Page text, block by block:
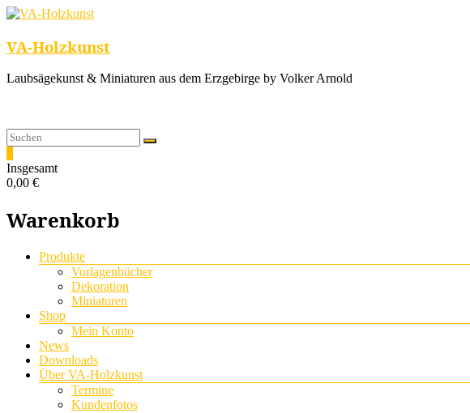
VA-Holzkunst
Laubsägekunst & Miniaturen aus dem Erzgebirge by Volker Arnold
Insgesamt
0,00 €
Warenkorb
Menü
Produkte
Vorlagenbücher
Dekoration
Miniaturen
Shop
Mein Konto
News
Downloads
Über VA-Holzkunst
Termine
Kundenfotos